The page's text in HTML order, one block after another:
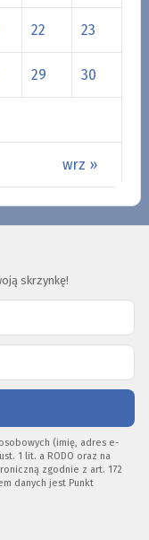
wrz »
22 23
29 30
skrzynkę!
(imię, adres e-
1 lit. a RODO oraz na
zgodnie z art. 172
danych jest Punkt